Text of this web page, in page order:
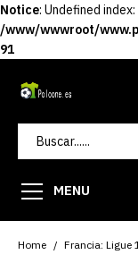
Notice: Undefined index:
/www/wwwroot/
91
MENU
Home Francia: Ligue